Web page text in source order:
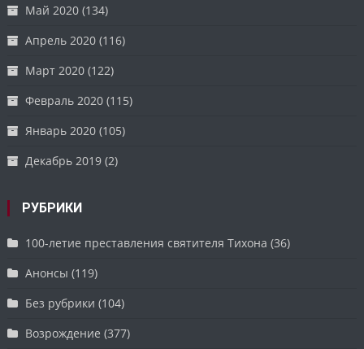
Май 2020 (134)
Апрель 2020 (116)
Март 2020 (122)
Февраль 2020 (115)
Январь 2020 (105)
Декабрь 2019 (2)
РУБРИКИ
100-летие преставления святителя Тихона (36)
Анонсы (119)
Без рубрики (104)
Возрождение (377)